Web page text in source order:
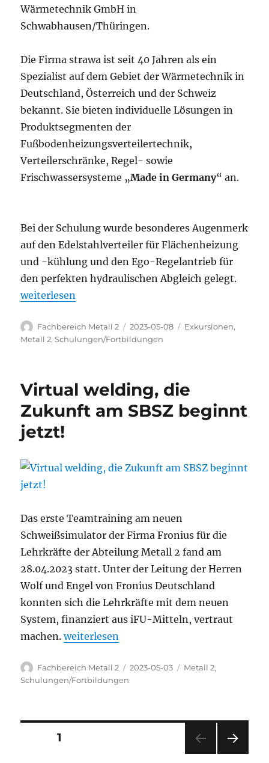
Wärmetechnik GmbH in
Schwabhausen/Thüringen.
Die Firma strawa ist seit 40 Jahren als ein
Spezialist auf dem Gebiet der Wärmetechnik in
Deutschland, Österreich und der Schweiz
bekannt. Sie bieten individuelle Lösungen in
Produktsegmenten der
Fußbodenheizungsverteilertechnik,
Verteilerschränke, Regel- sowie
Frischwassersysteme „Made in Germany“ an.
Bei der Schulung wurde besonderes Augenmerk
auf den Edelstahlverteiler für Flächenheizung
und -kühlung und den Ego-Regelantrieb für
den perfekten hydraulischen Abgleich gelegt.
„SHK-Bereich auf Exkursion“
weiterlesen
Autor
Fachbereich Metall 2
Veröffentlicht
am
2023-05-08 Kategorien
Exkursionen,
Metall 2,Schulungen/Fortbildungen
Virtual welding, die
Zukunft am SBSZ beginnt
jetzt!
Das erste Teamtraining am neuen
Schweißsimulator der Firma Fronius für die
Lehrkräfte der Abteilung Metall 2 fand am
28.04.2023 statt. Unter der Leitung der Herren
Wolf und Engel von Fronius Deutschland
konnten sich die Lehrkräfte mit dem neuen
System, finanziert aus iFU-Mitteln, vertraut
machen.„Virtual welding, die Zukunft am SBSZ
weiterlesen
Autor
Fachbereich Metall 2
Veröffentlicht
2023-05-03 Kategorien
Metall 2,
Schulungen/Fortbildungen
Seitennummerierung
SEITE1